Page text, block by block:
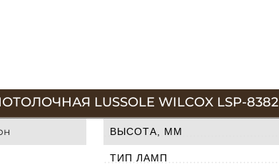
LUSSOLE WILCOX LSP-8382
ВЫСОТА, ММ
ТИП ЛАМП